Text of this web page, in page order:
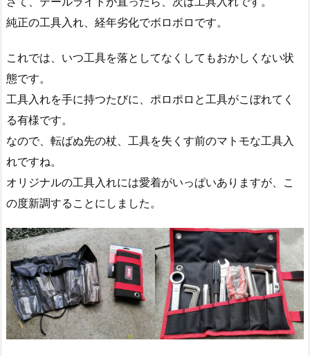
純正の工具入れ、経年劣化でボロボロです。
これでは、いつ工具を落としてなくしてもおかしくない状
態です。
工具入れを手に持つたびに、ポロポロと工具がこぼれてく
る有様です。
なので、転ばぬ先の杖、工具を失くす前のマトモな工具入
れですね。
オリジナルの工具入れには愛着がいっぱいありますが、こ
の度新調することにしました。